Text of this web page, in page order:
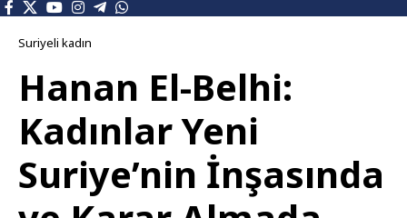
Suriyeli kadın
Hanan El-Belhi:
Kadınlar Yeni
Suriye’nin İnşasında